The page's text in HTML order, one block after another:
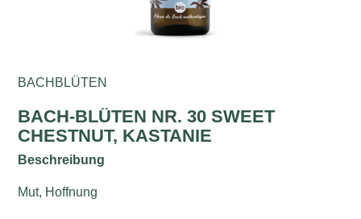
BACHBLÜTEN
BACH-BLÜTEN NR. 30 SWEET
CHESTNUT, KASTANIE
Beschreibung
Mut, Hoffnung